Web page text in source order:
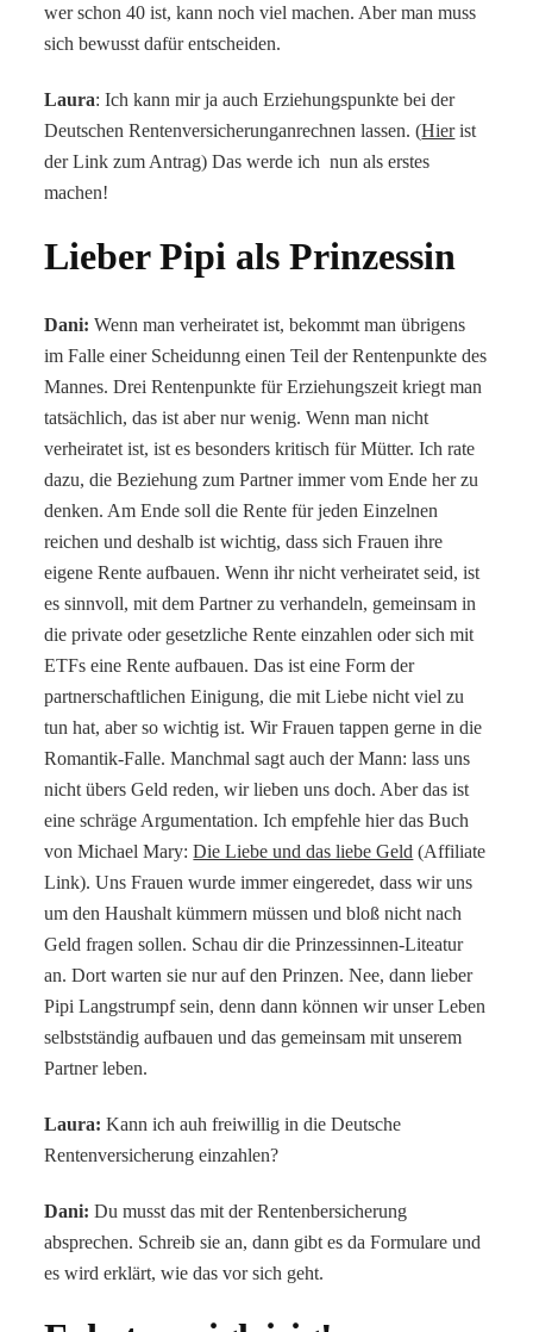
wer schon 40 ist, kann noch viel machen. Aber man muss
sich bewusst dafür entscheiden.
Laura: Ich kann mir ja auch Erziehungspunkte bei der
Deutschen Rentenversicherunganrechnen lassen. (Hierist
der Link zum Antrag) Das werde ich nun als erstes
machen!
Lieber Pipi als Prinzessin
Dani: Wenn man verheiratet ist, bekommt man übrigens
im Falle einer Scheidunng einen Teil der Rentenpunkte des
Mannes. Drei Rentenpunkte für Erziehungszeit kriegt man
tatsächlich, das ist aber nur wenig. Wenn man nicht
verheiratet ist, ist es besonders kritisch für Mütter. Ich rate
dazu, die Beziehung zum Partner immer vom Ende her zu
denken. Am Ende soll die Rente für jeden Einzelnen
reichen und deshalb ist wichtig, dass sich Frauen ihre
eigene Rente aufbauen. Wenn ihr nicht verheiratet seid, ist
es sinnvoll, mit dem Partner zu verhandeln, gemeinsam in
die private oder gesetzliche Rente einzahlen oder sich mit
ETFs eine Rente aufbauen. Das ist eine Form der
partnerschaftlichen Einigung, die mit Liebe nicht viel zu
tun hat, aber so wichtig ist. Wir Frauen tappen gerne in die
Romantik-Falle. Manchmal sagt auch der Mann: lass uns
nicht übers Geld reden, wir lieben uns doch. Aber das ist
eine schräge Argumentation. Ich empfehle hier das Buch
von Michael Mary:Die Liebe und das liebe Geld (Affiliate
Link). Uns Frauen wurde immer eingeredet, dass wir uns
um den Haushalt kümmern müssen und bloß nicht nach
Geld fragen sollen. Schau dir die Prinzessinnen-Liteatur
an. Dort warten sie nur auf den Prinzen. Nee, dann lieber
Pipi Langstrumpf sein, denn dann können wir unser Leben
selbstständig aufbauen und das gemeinsam mit unserem
Partner leben.
Laura: Kann ich auh freiwillig in die Deutsche
Rentenversicherung einzahlen?
Dani: Du musst das mit der Rentenbersicherung
absprechen. Schreib sie an, dann gibt es da Formulare und
es wird erklärt, wie das vor sich geht.